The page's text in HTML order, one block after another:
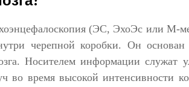
(ЭС, ЭхоЭс или М-
черепной коробки. Он основан
Носителем информации служат
во время высокой интенсивности